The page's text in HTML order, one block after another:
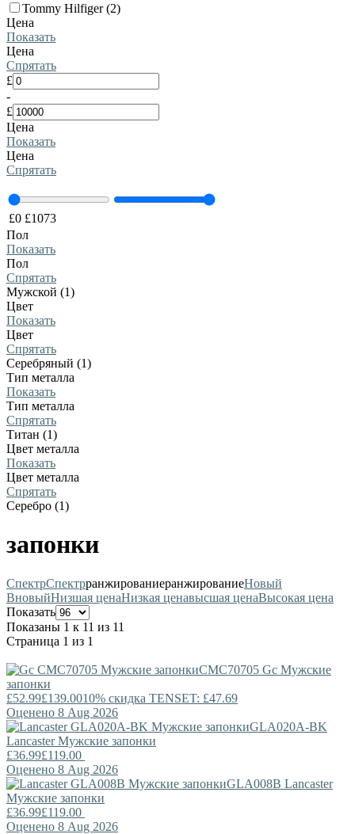
Tommy Hilfiger (2)
Цена
Показать
Цена
Спрятать
£
-
£
Цена
Показать
Цена
Спрятать
£0 £1073
Пол
Показать
Пол
Спрятать
Мужской (1)
Цвет
Показать
Цвет
Спрятать
Серебряный (1)
Тип металла
Показать
Тип металла
Спрятать
Титан (1)
Цвет металла
Показать
Цвет металла
Спрятать
Серебро (1)
запонки
СпектрСпектрранжированиеранжированиеНовый
ВновыйНизшая ценаНизкая ценавысшая ценаВысокая цена
Показать
Показаны 1 к 11 из 11
Страница 1 из 1
CMC70705 Gc Мужские
запонки
£52.99£139.0010% скидка TENSET: £47.69
Оценено 8 Aug 2026
GLA020A-BK
LancasterМужские запонки
£36.99£119.00
Оценено 8 Aug 2026
GLA008B Lancaster
Мужские запонки
£36.99£119.00
Оценено 8 Aug 2026